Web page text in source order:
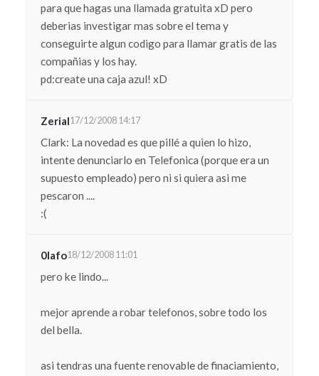
para que hagas una llamada gratuita xD pero
deberias investigar mas sobre el tema y
conseguirte algun codigo para llamar gratis de las
compañias y los hay.
pd:create una caja azul! xD
Zerial17/12/2008 14:17
Clark: La novedad es que pillé a quien lo hizo,
intente denunciarlo en Telefonica (porque era un
supuesto empleado) pero ni si quiera asi me
pescaron ....
:(
0lafo18/12/2008 11:01
pero ke lindo...
mejor aprende a robar telefonos, sobre todo los
del bella.
asi tendras una fuente renovable de finaciamiento,